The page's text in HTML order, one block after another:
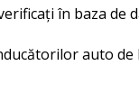
în baza de
auto de